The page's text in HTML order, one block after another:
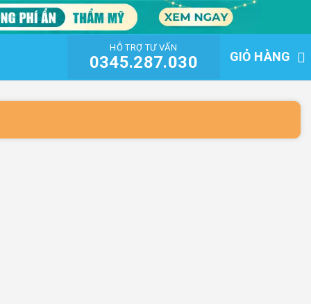
HỖ TRỢ TƯ VẤN
0345.287.030 GIỎ HÀNG